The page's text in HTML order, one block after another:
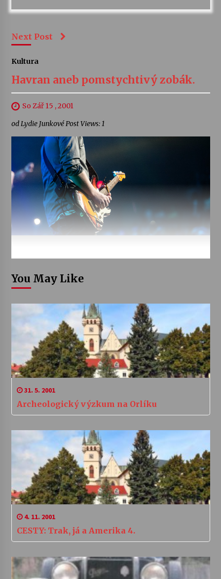
Next Post
Kultura
Havran aneb pomstychtivý zobák.
So Zář 15 , 2001
od Lydie Junkové Post Views: 1
You May Like
31. 5. 2001
Archeologický výzkum na Orlíku
4. 11. 2001
CESTY: Trak, já a Amerika 4.